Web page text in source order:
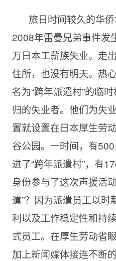
旅日时间较久的华
2008年雷曼兄弟事件发
万日本工薪族失业。走
住所，也没有明天。热
名为“跨年派遣村”的临
归的失业者。他们为失
置就设置在日本厚生劳
谷公园。一时间，有
进了“跨年派遣村”，有
身份参与了这次声援活
遣”？因为派遣员工以
利以及工作稳定性和持
式员工。在厚生劳动省
加上新闻媒体接连不断